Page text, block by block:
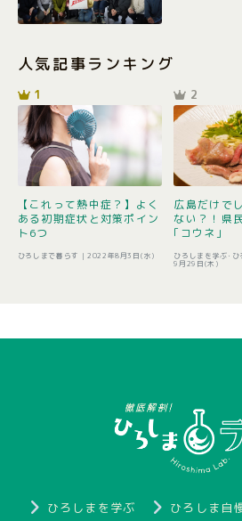
人気記事ランキング
1
【これって熱中症？】よく
ある初期症状と対策ポイン
ト6つ
ひろしまで暮らす | 2022年8月3日(水)
2
広島だけで
ない？！県
｢コウネ｣
ひろしまを学ぶ･ひ
9月29日(木)
ひろしまを学ぶ ひろしま自